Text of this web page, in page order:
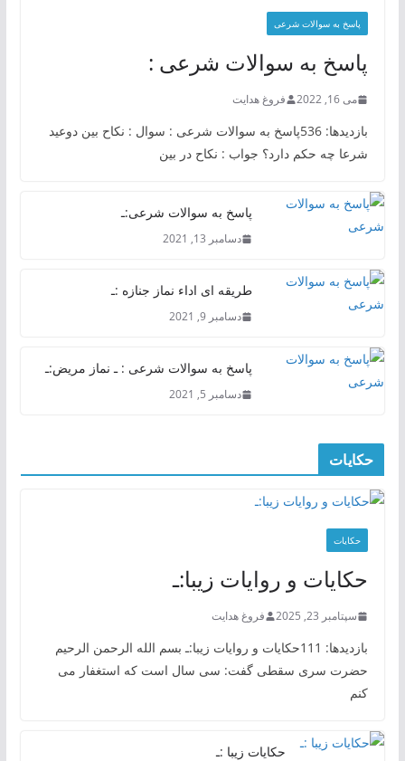
پاسخ به سوالات شرعی
پاسخ به سوالات شرعی :
می 16, 2022 فروغ هدایت
بازدیدها: 536پاسخ به سوالات شرعی : سوال : نکاح بین دوعید
شرعا چه حکم دارد؟ جواب : نکاح در بین
پاسخ به سوالات شرعی:ـ
دسامبر 13, 2021
طریقه ای اداء نماز جنازه :ـ
دسامبر 9, 2021
پاسخ به سوالات شرعی : ـ نماز مریض:ـ
دسامبر 5, 2021
حکایات
حکایات
حکایات و روایات زیبا:ـ
سپتامبر 23, 2025 فروغ هدایت
بازدیدها: 111حکایات و روایات زیبا:ـ بسم الله الرحمن الرحیم
حضرت سری سقطی گفت: سی سال است که استغفار می
کنم
حکایات زیبا :ـ